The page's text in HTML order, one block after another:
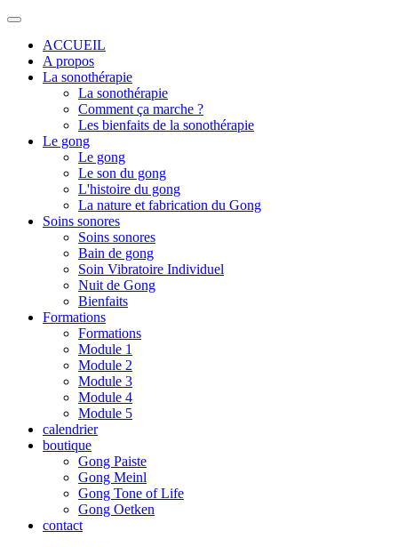
ACCUEIL
A propos
La sonothérapie
La sonothérapie
Comment ça marche ?
Les bienfaits de la sonothérapie
Le gong
Le gong
Le son du gong
L'histoire du gong
La nature et fabrication du Gong
Soins sonores
Soins sonores
Bain de gong
Soin Vibratoire Individuel
Nuit de Gong
Bienfaits
Formations
Formations
Module 1
Module 2
Module 3
Module 4
Module 5
calendrier
boutique
Gong Paiste
Gong Meinl
Gong Tone of Life
Gong Oetken
contact